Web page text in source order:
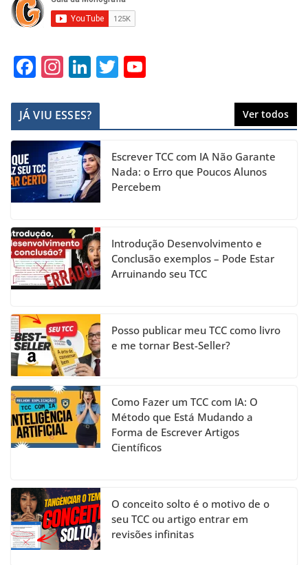
F
c
e
b
o
o
k
In
a
gr
a
m
Li
k
e
dI
n
T
er T
u
b
e
h
a
n
el
JÁ VIU ESSES? Ver todos
Escrever TCC com IA Não Garante
Nada: o Erro que Poucos Alunos
Percebem
Introdução Desenvolvimento e
Conclusão exemplos – Pode Estar
Arruinando seu TCC
Posso publicar meu TCC como livro
e me tornar Best-Seller?
Como Fazer um TCC com IA: O
Método que Está Mudando a
Forma de Escrever Artigos
Científicos
O conceito solto é o motivo de o
seu TCC ou artigo entrar em
revisões infinitas